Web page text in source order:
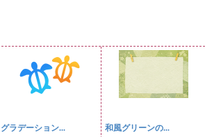
グラデーション... 和風グリーンの...